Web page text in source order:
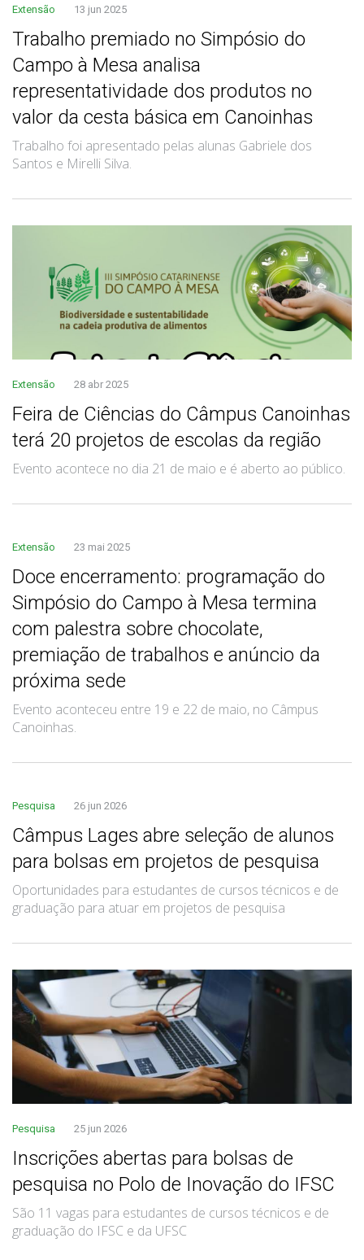
Extensão 13 jun 2025
Trabalho premiado no Simpósio do
Campo à Mesa analisa
representatividade dos produtos no
valor da cesta básica em Canoinhas
Trabalho foi apresentado pelas alunas Gabriele dos
Santos e Mirelli Silva.
Extensão 28 abr 2025
Feira de Ciências do Câmpus Canoinhas
terá 20 projetos de escolas da região
Evento acontece no dia 21 de maio e é aberto ao público.
Extensão 23 mai 2025
Doce encerramento: programação do
Simpósio do Campo à Mesa termina
com palestra sobre chocolate,
premiação de trabalhos e anúncio da
próxima sede
Evento aconteceu entre 19 e 22 de maio, no Câmpus
Canoinhas.
Pesquisa 26 jun 2026
Câmpus Lages abre seleção de alunos
para bolsas em projetos de pesquisa
Oportunidades para estudantes de cursos técnicos e de
graduação para atuar em projetos de pesquisa
Pesquisa 25 jun 2026
Inscrições abertas para bolsas de
pesquisa no Polo de Inovação do IFSC
São 11 vagas para estudantes de cursos técnicos e de
graduação do IFSC e da UFSC